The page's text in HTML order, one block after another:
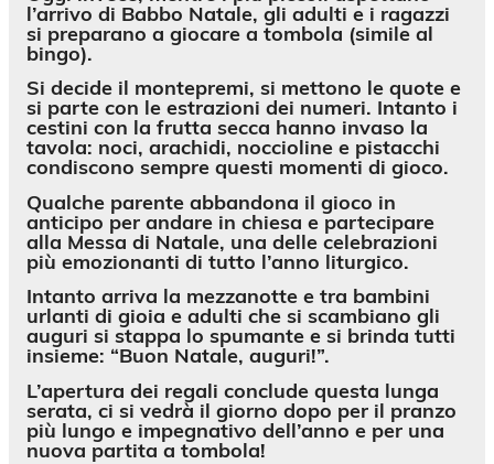
l’arrivo di Babbo Natale, gli adulti e i ragazzi
si preparano a giocare a tombola (simile al
bingo).
Si decide il montepremi, si mettono le quote e
si parte con le estrazioni dei numeri. Intanto i
cestini con la frutta secca hanno invaso la
tavola: noci, arachidi, noccioline e pistacchi
condiscono sempre questi momenti di gioco.
Qualche parente abbandona il gioco in
anticipo per andare in chiesa e partecipare
alla Messa di Natale, una delle celebrazioni
più emozionanti di tutto l’anno liturgico.
Intanto arriva la mezzanotte e tra bambini
urlanti di gioia e adulti che si scambiano gli
auguri si stappa lo spumante e si brinda tutti
insieme: “Buon Natale, auguri!”.
L’apertura dei regali conclude questa lunga
serata, ci si vedrà il giorno dopo per il pranzo
più lungo e impegnativo dell’anno e per una
nuova partita a tombola!